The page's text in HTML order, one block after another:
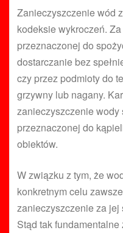
Zanieczyszczenie wód
kodeksie wykroczeń.
przeznaczonej do
dostarczanie bez
czy przez podmioty do
grzywny lub nagany.
zanieczyszczenie wody
przeznaczonej do
obiektów.
W związku z tym, że
konkretnym celu
zanieczyszczenie za jej
Stąd tak